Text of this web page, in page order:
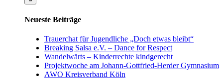
Neueste Beiträge
Trauerchat für Jugendliche „Doch etwas bleibt“
Breaking Salsa e.V. – Dance for Respect
Wandelwärts – Kinderrechte kindgerecht
Projektwoche am Johann-Gottfried-Herder Gymnasium
AWO Kreisverband Köln